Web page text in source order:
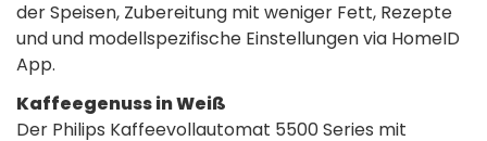
der Speisen, Zubereitung mit weniger Fett, Rezepte
und und modellspezifische Einstellungen via HomeID
App.
Kaffeegenuss in Weiß
Der Philips Kaffeevollautomat 5500 Series mit